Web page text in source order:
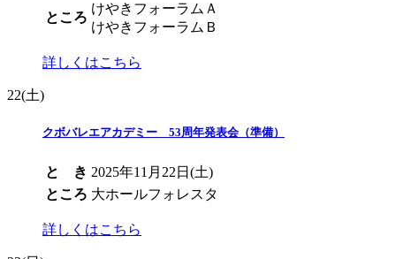
ところ
けやきフォーラムＡ
けやきフォーラムＢ
詳しくはこちら
22(土)
クボバレエアカデミー 53周年発表会（準備）
と き 2025年11月22日(土)
ところ 大ホールフォレスタ
詳しくはこちら